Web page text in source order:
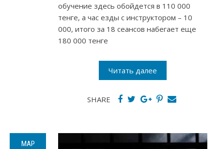
обучение здесь обойдется в 110 000
тенге, а час езды с инструктором – 10
000, итого за 18 сеансов набегает еще
180 000 тенге
Читать далее
SHARE
МАР